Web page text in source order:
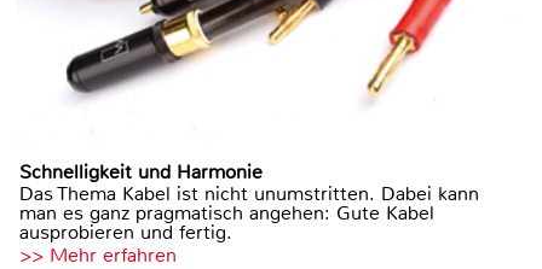
Schnelligkeit und Harmonie
Das Thema Kabel ist nicht unumstritten. Dabei kann
man es ganz pragmatisch angehen: Gute Kabel
ausprobieren und fertig.
>> Mehr erfahren